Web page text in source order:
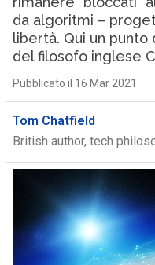
da algoritmi –
libertà. Qui un punto
del filosofo inglese
Pubblicato il 16 Mar 2021
Tom Chatfield
British author, tech